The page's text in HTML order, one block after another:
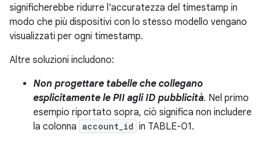
significherebbe ridurre l'accuratezza del timestamp in
modo che più dispositivi con lo stesso modello vengano
visualizzati per ogni timestamp.
Altre soluzioni includono:
Non progettare tabelle che collegano
esplicitamente le PII agli ID pubblicità. Nel primo
esempio riportato sopra, ciò significa non includere
la colonna account_id in TABLE-01.